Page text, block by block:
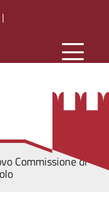
Commissione di